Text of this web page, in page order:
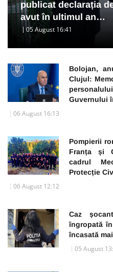
publicat declarația
avut în ultimul an…
05 August 16:41
Bolojan,
Clujul:
Guvernului
06 August 16:13
Pompierii
Franța și
cadrul
Protecție
06 August 12:12
Caz
îngropată
încasată
05 August